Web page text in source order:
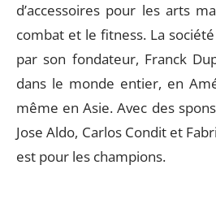
d’accessoires pour les arts
combat et le fitness. La
par son fondateur, Franck
dans le monde entier, en
même en Asie. Avec des
Jose Aldo, Carlos Condit et
est pour les champions.